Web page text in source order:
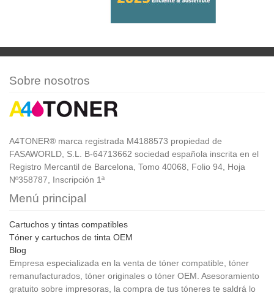
Sobre nosotros
A4TONER® marca registrada M4188573 propiedad de
FASAWORLD, S.L. B-64713662 sociedad española inscrita en el
Registro Mercantil de Barcelona, Tomo 40068, Folio 94, Hoja
Nº358787, Inscripción 1ª
Menú principal
Cartuchos y tintas compatibles
Tóner y cartuchos de tinta OEM
Blog
Empresa especializada en la venta de tóner compatible, tóner
remanufacturados, tóner originales o tóner OEM. Asesoramiento
gratuito sobre impresoras, la compra de tus tóneres te saldrá lo